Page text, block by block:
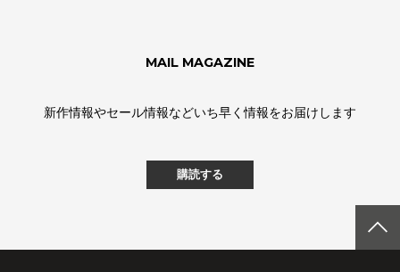
MAIL MAGAZINE
新作情報やセール情報などいち早く情報をお届けします
購読する